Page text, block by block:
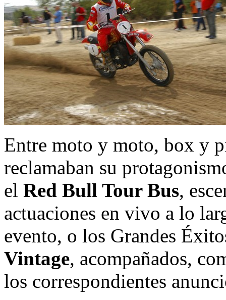
Entre moto y moto, box y
reclamaban su
el Red Bull Tour Bus,
actuaciones en vivo a lo
evento, o los Grandes
Vintage, acompañados,
los correspondientes